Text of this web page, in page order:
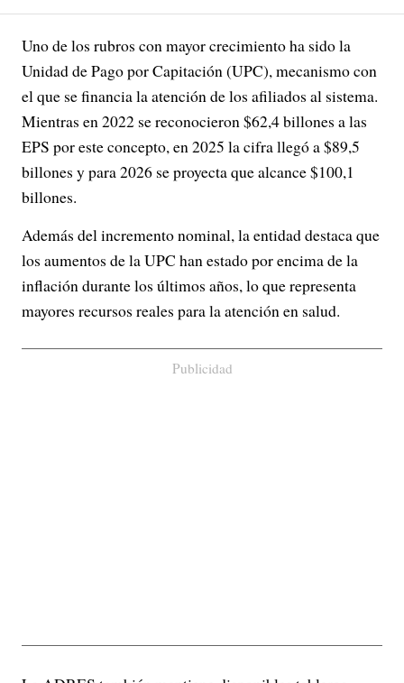
Uno de los rubros con mayor crecimiento ha sido la
Unidad de Pago por Capitación (UPC), mecanismo con
el que se financia la atención de los afiliados al sistema.
Mientras en 2022 se reconocieron $62,4 billones a las
EPS por este concepto, en 2025 la cifra llegó a $89,5
billones y para 2026 se proyecta que alcance $100,1
billones.
Además del incremento nominal, la entidad destaca que
los aumentos de la UPC han estado por encima de la
inflación durante los últimos años, lo que representa
mayores recursos reales para la atención en salud.
Publicidad